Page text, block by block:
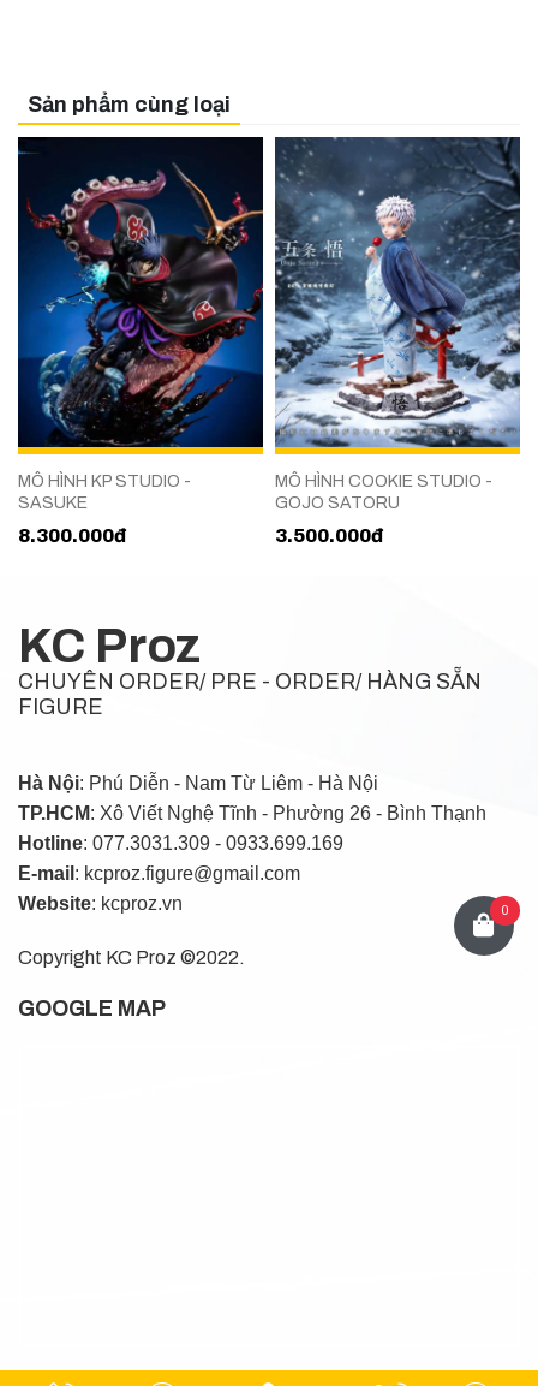
Sản phẩm cùng loại
MÔ HÌNH KP STUDIO -
SASUKE
8.300.000đ
MÔ HÌNH COOKIE STUDIO -
GOJO SATORU
3.500.000đ
KC Proz
CHUYÊN ORDER/ PRE - ORDER/ HÀNG SẴN
FIGURE
Hà Nội: Phú Diễn - Nam Từ Liêm - Hà Nội
TP.HCM: Xô Viết Nghệ Tĩnh - Phường 26 - Bình Thạnh
Hotline: 077.3031.309 - 0933.699.169
E-mail : kcproz.figure@gmail.com
Website: kcproz.vn
Copyright KC Proz ©2022.
GOOGLE MAP
0